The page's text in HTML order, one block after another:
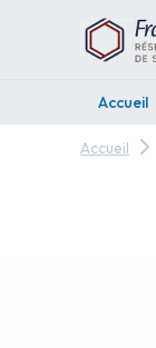
Accueil
Accueil